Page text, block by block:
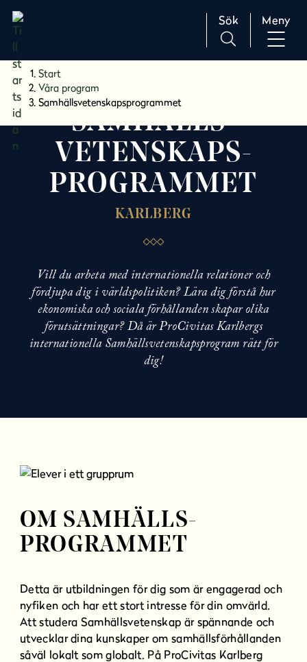
Huvudnavigation
Sök Meny
Start
Våra program
Samhällsvetenskaps­programmet
SAMHÄLLS­
VETENSKAPS­
PROGRAMMET
KARLBERG
Vill du arbeta med internationella relationer och
fördjupa dig i världspolitiken? Lära dig förstå hur
ekonomiska och sociala förhållanden skapar olika
förutsättningar? Då är ProCivitas Karlbergs
internationella Samhällsvetenskapsprogram rätt för
dig!
OM SAMHÄLLS­
PROGRAMMET
Detta är utbildningen för dig som är engagerad och
nyfiken och har ett stort intresse för din omvärld.
Att studera Samhällsvetenskap är spännande och
utvecklar dina kunskaper om samhällsförhållanden
såväl lokalt som globalt. På ProCivitas Karlberg